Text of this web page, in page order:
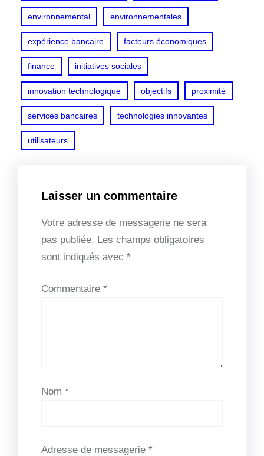
environnemental environnementales
expérience bancaire facteurs économiques
finance initiatives sociales
innovation technologique objectifs proximité
services bancaires technologies innovantes
utilisateurs
Laisser un commentaire
Votre adresse de messagerie ne sera
pas publiée. Les champs obligatoires
sont indiqués avec *
Commentaire *
Nom *
Adresse de messagerie *